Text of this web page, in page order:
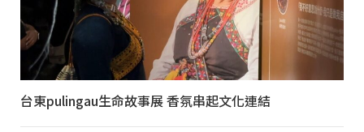
台東pulingau生命故事展 香氛串起文化連結